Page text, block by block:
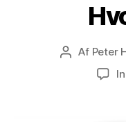
Af Peter